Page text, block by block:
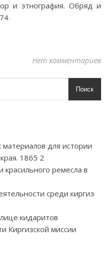
и этнография. Обряд и
Нет комментариев
Поиск
для истории
1865 2
красильного ремесла в
среди киргиз
кидаритов
Киргизской миссии